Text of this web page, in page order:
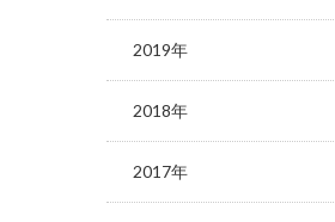
2019年
2018年
2017年